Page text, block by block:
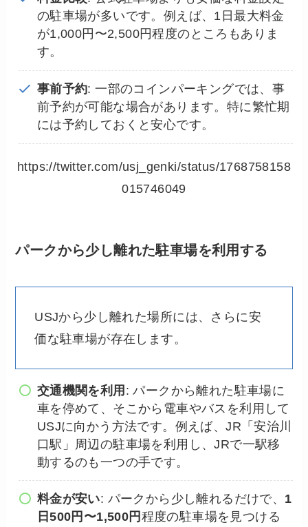
の駐車場が多いです。例えば、1日最大料金
が1,000円〜2,500円程度のところもありま
す。
事前予約: 一部のコインパーキングでは、事
前予約が可能な場合があります。特に繁忙期
には予約しておくと安心です。
https://twitter.com/usj_genki/status/1768758158
015746049
パークから少し離れた駐車場を利用する
USJから少し離れた場所には、さらに安
価な駐車場が存在します。
交通機関を利用 : パークから離れた駐車場に
車を停めて、そこから電車やバスを利用して
USJに向かう方法です。例えば、JR「安治川
口駅」周辺の駐車場を利用し、JRで一駅移
動するのも一つの手です。
料金が安い: パークから少し離れるだけで、 1
日500円〜1,500円 程度の駐車場を見つける